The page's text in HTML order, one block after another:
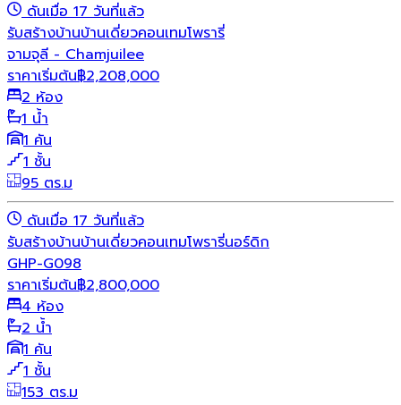
ดันเมื่อ 17 วันที่แล้ว
รับสร้างบ้านบ้านเดี่ยวคอนเทมโพรารี่
จามจุลี - Chamjuilee
ราคาเริ่มต้น฿2,208,000
2 ห้อง
1 น้ำ
1 คัน
1 ชั้น
95 ตร.ม
ดันเมื่อ 17 วันที่แล้ว
รับสร้างบ้านบ้านเดี่ยวคอนเทมโพรารี่นอร์ดิก
GHP-G098
ราคาเริ่มต้น฿2,800,000
4 ห้อง
2 น้ำ
1 คัน
1 ชั้น
153 ตร.ม